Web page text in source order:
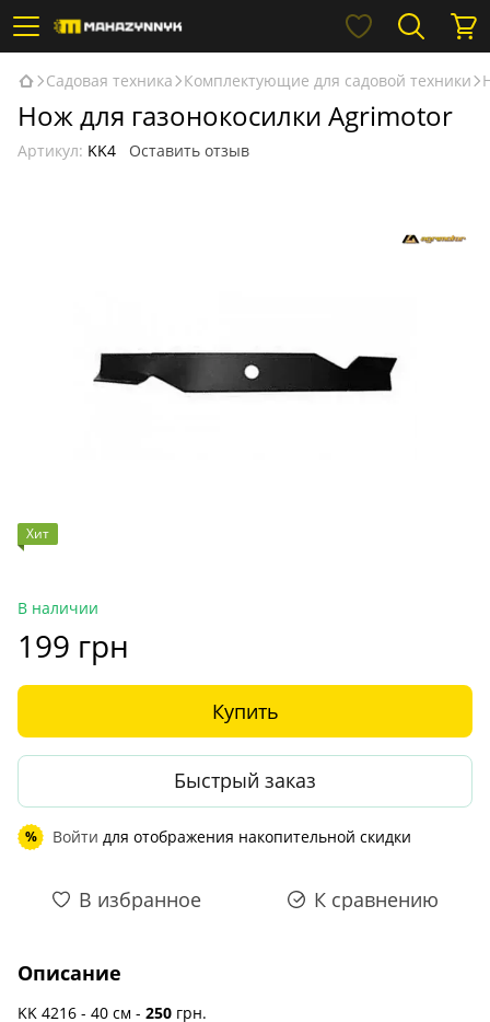
Садовая техника Комплектующие для садовой техники
Нож для газонокосилки Agrimotor
Артикул: KK4 Оставить отзыв
Хит
В наличии
199 грн
Купить
Быстрый заказ
% Войти для отображения накопительной скидки
В избранное К сравнению
Описание
KK 4216 - 40 см - 250 грн.